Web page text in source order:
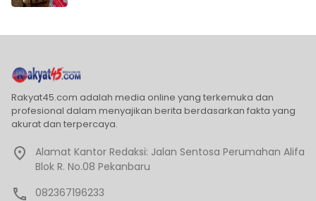
Rakyat45.com adalah media online yang terkemuka dan
profesional dalam menyajikan berita berdasarkan fakta yang
akurat dan terpercaya.
Alamat Kantor Redaksi: Jalan Sentosa Perumahan Alifa
Blok R. No.08 Pekanbaru
082367196233